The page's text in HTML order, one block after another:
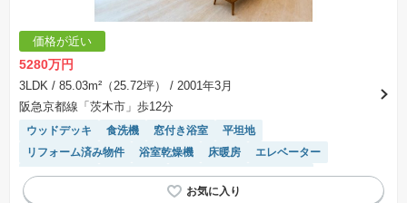
価格が近い
5280万円
3LDK / 85.03m²（25.72坪）
/ 2001年3月
阪急京都線「茨木市」歩12分
ウッドデッキ 食洗機 窓付き浴室
平坦地
リフォーム済み物件
浴室乾燥機 床暖房
エレベーター
対面キッチン
陽当り良好
モニター付きインターホン
システムキッチン
温水洗浄便座 宅配ボックス